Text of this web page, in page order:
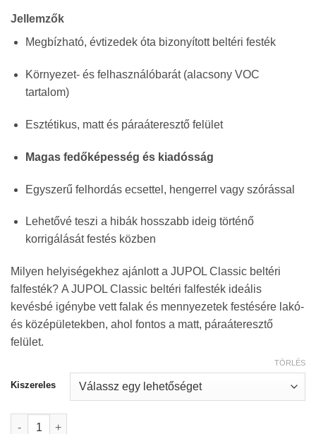
Jellemzők
Megbízható, évtizedek óta bizonyított beltéri festék
Környezet- és felhasználóbarát (alacsony VOC
tartalom)
Esztétikus, matt és páraáteresztő felület
Magas fedőképesség és kiadósság
Egyszerű felhordás ecsettel, hengerrel vagy szórással
Lehetővé teszi a hibák hosszabb ideig történő
korrigálását festés közben
Milyen helyiségekhez ajánlott a JUPOL Classic beltéri
falfesték? A JUPOL Classic beltéri falfesték ideális
kevésbé igénybe vett falak és mennyezetek festésére lakó-
és középületekben, ahol fontos a matt, páraáteresztő
felület.
Kiszereles
TÖRLÉS
Jupol Classic beltéri falfesték - fehér mennyiség